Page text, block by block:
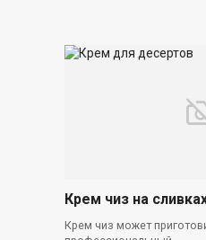
Крем чиз на
Крем чиз может